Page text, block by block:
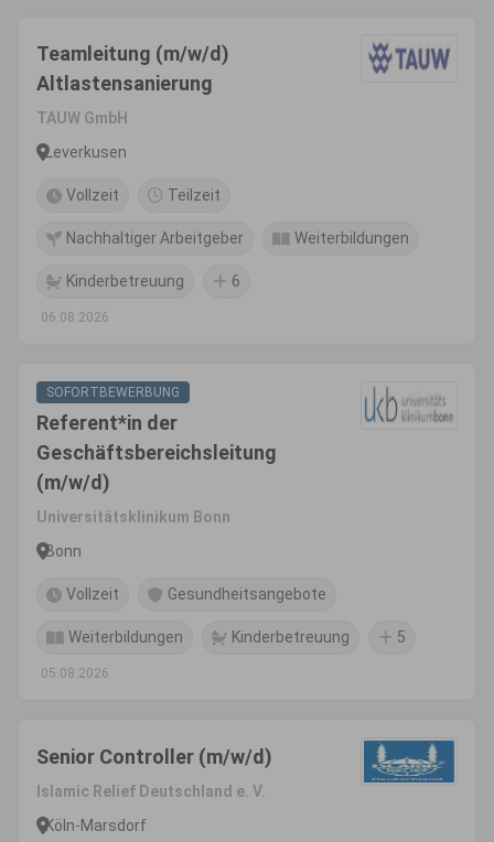
Teamleitung (m/w/d)
Altlastensanierung
TAUW GmbH
Leverkusen
Vollzeit Teilzeit
Nachhaltiger Arbeitgeber Weiterbildungen
Kinderbetreuung 6
06.08.2026
SOFORTBEWERBUNG
Referent*in der
Geschäftsbereichsleitung
(m/w/d)
Universitätsklinikum Bonn
Bonn
Vollzeit Gesundheitsangebote
Weiterbildungen Kinderbetreuung 5
05.08.2026
Senior Controller (m/w/d)
Islamic Relief Deutschland e. V.
Köln-Marsdorf